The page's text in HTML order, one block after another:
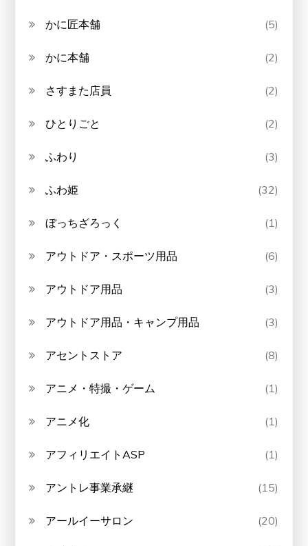
かに匠本舗 (5)
かに本舗 (2)
さすまた店員 (2)
ひとりごと (2)
ふわり (3)
ふわ姫 (32)
ぼっちざろっく (1)
アウトドア・スポーツ用品 (6)
アウトドア用品 (3)
アウトドア用品・キャンプ用品 (3)
アセントストア (8)
アニメ・特撮・ゲーム (1)
アニメ化 (1)
アフィリエイトASP (1)
アントレ事業承継 (15)
アールイーサロン (20)